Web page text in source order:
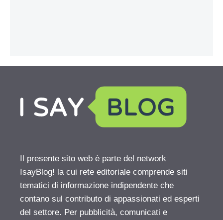
Il presente sito web è parte del network
IsayBlog! la cui rete editoriale comprende siti
tematici di informazione indipendente che
contano sul contributo di appassionati ed esperti
del settore. Per pubblicità, comunicati e